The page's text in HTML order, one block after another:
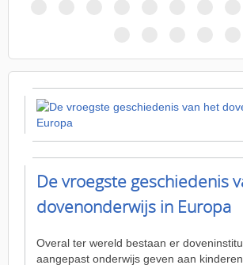
De vroegste geschiedenis
dovenonderwijs in Europa
Overal ter wereld bestaan er
aangepast onderwijs geven aan